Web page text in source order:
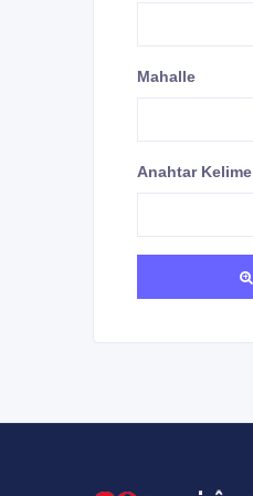
Mahalle
Anahtar Kelime